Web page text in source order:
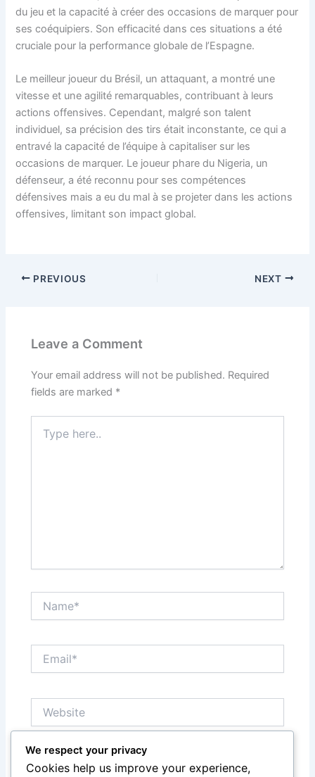
du jeu et la capacité à créer des occasions de marquer pour
ses coéquipiers. Son efficacité dans ces situations a été
cruciale pour la performance globale de l’Espagne.
Le meilleur joueur du Brésil, un attaquant, a montré une
vitesse et une agilité remarquables, contribuant à leurs
actions offensives. Cependant, malgré son talent
individuel, sa précision des tirs était inconstante, ce qui a
entravé la capacité de l’équipe à capitaliser sur les
occasions de marquer. Le joueur phare du Nigeria, un
défenseur, a été reconnu pour ses compétences
défensives mais a eu du mal à se projeter dans les actions
offensives, limitant son impact global.
PREVIOUS NEXT
Leave a Comment
Your email address will not be published. Required
fields are marked *
here..
Save my name, email, and website in this browser
We respect your privacy
Cookies help us improve your experience,